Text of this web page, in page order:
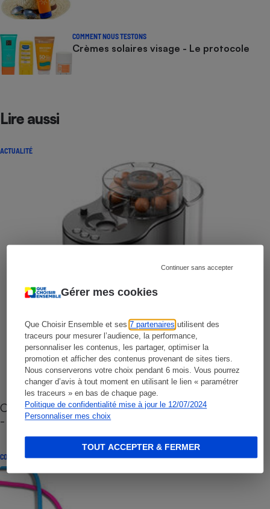
Gérer mes cookies
Que Choisir Ensemble et ses7 partenaires utilisent des
traceurs pour mesurer l’audience, la performance,
personnaliser les contenus, les partager, optimiser la
promotion et afficher des contenus provenant de sites tiers.
Nous conserverons votre choix pendant 6 mois. Vous pourrez
changer d’avis à tout moment en utilisant le lien « paramétrer
les traceurs » en bas de chaque page.
Politique de confidentialité mise à jour le 12/07/2024
Personnaliser mes choix
Continuer sans accepter
TOUT ACCEPTER & FERMER
COMMENT NOUS TESTONS
Crèmes solaires visage - Le protocole
Lire aussi
ACTUALITÉ
Cafetière à capsules zéro déchet CoffeeB (vidéo)
- Premières impressions
CONSEILS